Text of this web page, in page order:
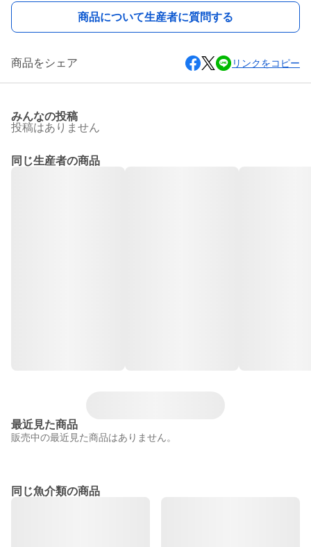
商品について生産者に質問する
商品をシェア リンクをコピー
みんなの投稿
投稿はありません
同じ生産者の商品
最近見た商品
販売中の最近見た商品はありません。
同じ魚介類の商品